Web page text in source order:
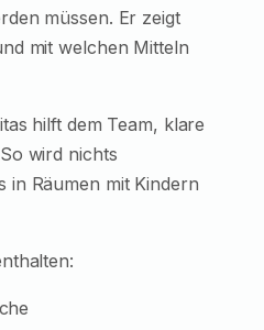
müssen. Er zeigt
mit welchen Mitteln
hilft dem Team, klare
wird nichts
in Räumen mit Kindern